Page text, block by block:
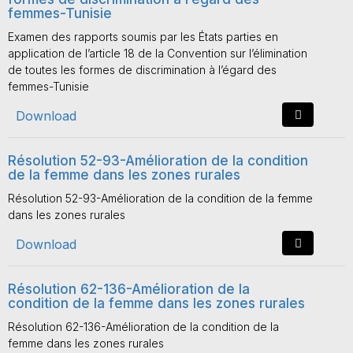
femmes-Tunisie
Examen des rapports soumis par les États parties en
application de l’article 18 de la Convention sur l’élimination
de toutes les formes de discrimination à l’égard des
femmes-Tunisie
Download
Résolution 52-93-Amélioration de la condition
de la femme dans les zones rurales
Résolution 52-93-Amélioration de la condition de la femme
dans les zones rurales
Download
Résolution 62-136-Amélioration de la
condition de la femme dans les zones rurales
Résolution 62-136-Amélioration de la condition de la
femme dans les zones rurales